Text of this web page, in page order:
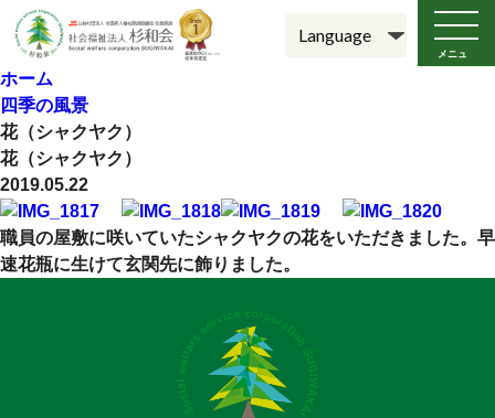
メニュ
ー
ホーム
四季の風景
花（シャクヤク）
花（シャクヤク）
2019.05.22
職員の屋敷に咲いていたシャクヤクの花をいただきました。早
速花瓶に生けて玄関先に飾りました。